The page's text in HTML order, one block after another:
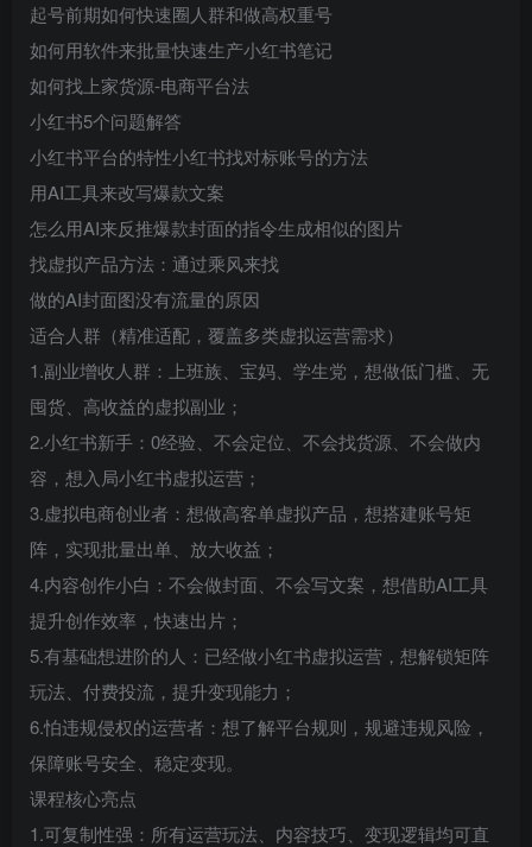
起号前期如何快速圈人群和做高权重号
如何用软件来批量快速生产小红书笔记
如何找上家货源-电商平台法
小红书5个问题解答
小红书平台的特性小红书找对标账号的方法
用AI工具来改写爆款文案
怎么用AI来反推爆款封面的指令生成相似的图片
找虚拟产品方法：通过乘风来找
做的AI封面图没有流量的原因
适合人群（精准适配，覆盖多类虚拟运营需求）
1.副业增收人群：上班族、宝妈、学生党，想做低门槛、无
囤货、高收益的虚拟副业；
2.小红书新手：0经验、不会定位、不会找货源、不会做内
容，想入局小红书虚拟运营；
3.虚拟电商创业者：想做高客单虚拟产品，想搭建账号矩
阵，实现批量出单、放大收益；
4.内容创作小白：不会做封面、不会写文案，想借助AI工具
提升创作效率，快速出片；
5.有基础想进阶的人：已经做小红书虚拟运营，想解锁矩阵
玩法、付费投流，提升变现能力；
6.怕违规侵权的运营者：想了解平台规则，规避违规风险，
保障账号安全、稳定变现。
课程核心亮点
1.可复制性强：所有运营玩法、内容技巧、变现逻辑均可直